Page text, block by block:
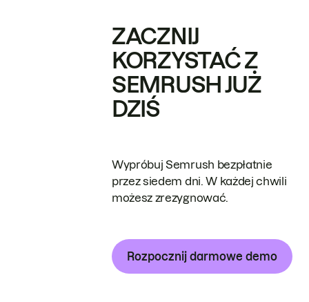
ZACZNIJ
KORZYSTAĆ Z
SEMRUSH JUŻ
DZIŚ
Wypróbuj Semrush bezpłatnie
przez siedem dni. W każdej chwili
możesz zrezygnować.
Rozpocznij darmowe demo